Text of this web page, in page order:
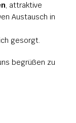
Austausch in
gesorgt.
begrüßen zu